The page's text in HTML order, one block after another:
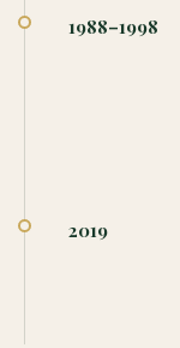
1988–1998
2019